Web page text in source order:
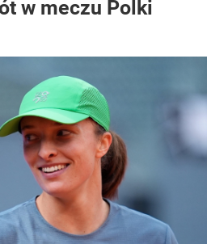
w meczu Polki